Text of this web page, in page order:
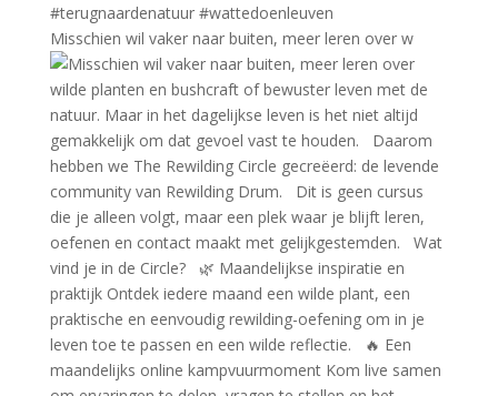
Misschien wil vaker naar buiten, meer leren over w